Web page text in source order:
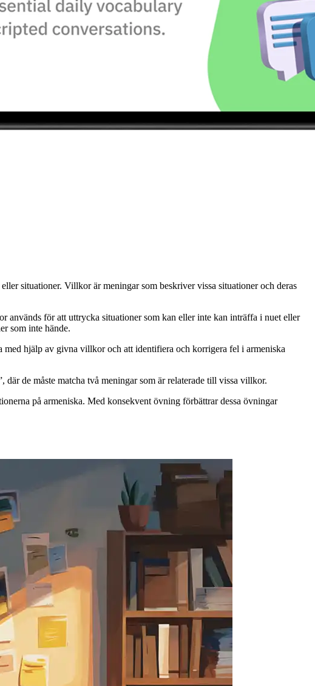
situationer. Villkor är meningar som beskriver vissa situationer och deras
för att uttrycka situationer som kan eller inte kan inträffa i nuet eller
som inte hände.
med hjälp av givna villkor och att identifiera och korrigera fel i armeniska
de måste matcha två meningar som är relaterade till vissa villkor.
på armeniska. Med konsekvent övning förbättrar dessa övningar